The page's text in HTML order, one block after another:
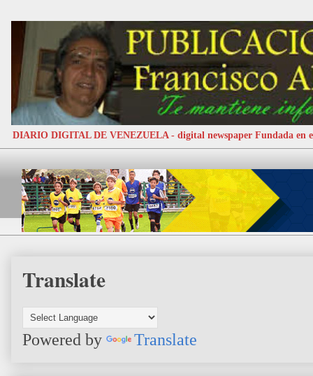
DIARIO DIGITAL DE VENEZUELA - digital newspaper Fundada en
Translate
Powered by Translate